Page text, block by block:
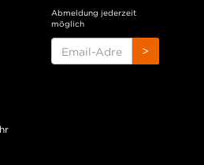
Abmeldung jederzeit
möglich
ADRESSE
>